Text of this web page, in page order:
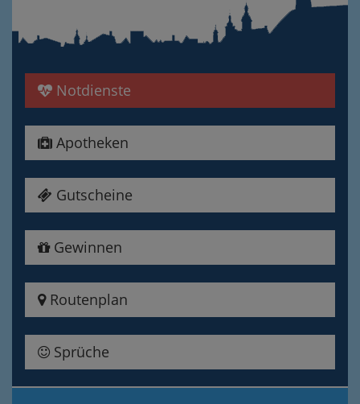
Notdienste
Apotheken
Gutscheine
Gewinnen
Routenplan
Sprüche